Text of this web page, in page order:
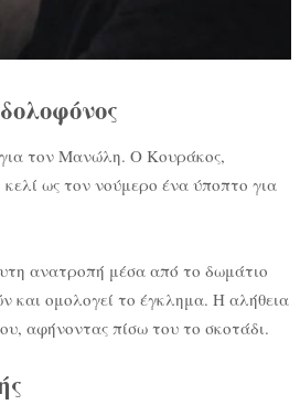
για τον Μανώλη. Ο Κουράκος,
ως τον νούμερο ένα ύποπτο για
ανατροπή μέσα από το δωμάτιο
και ομολογεί το έγκλημα. Η αλήθεια
αφήνοντας πίσω του το σκοτάδι.